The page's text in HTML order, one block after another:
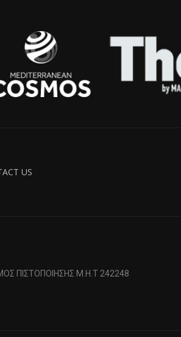
US
ΠΙΣΤΟΠΟΙΗΣΗΣ Μ.Η.Τ 242248